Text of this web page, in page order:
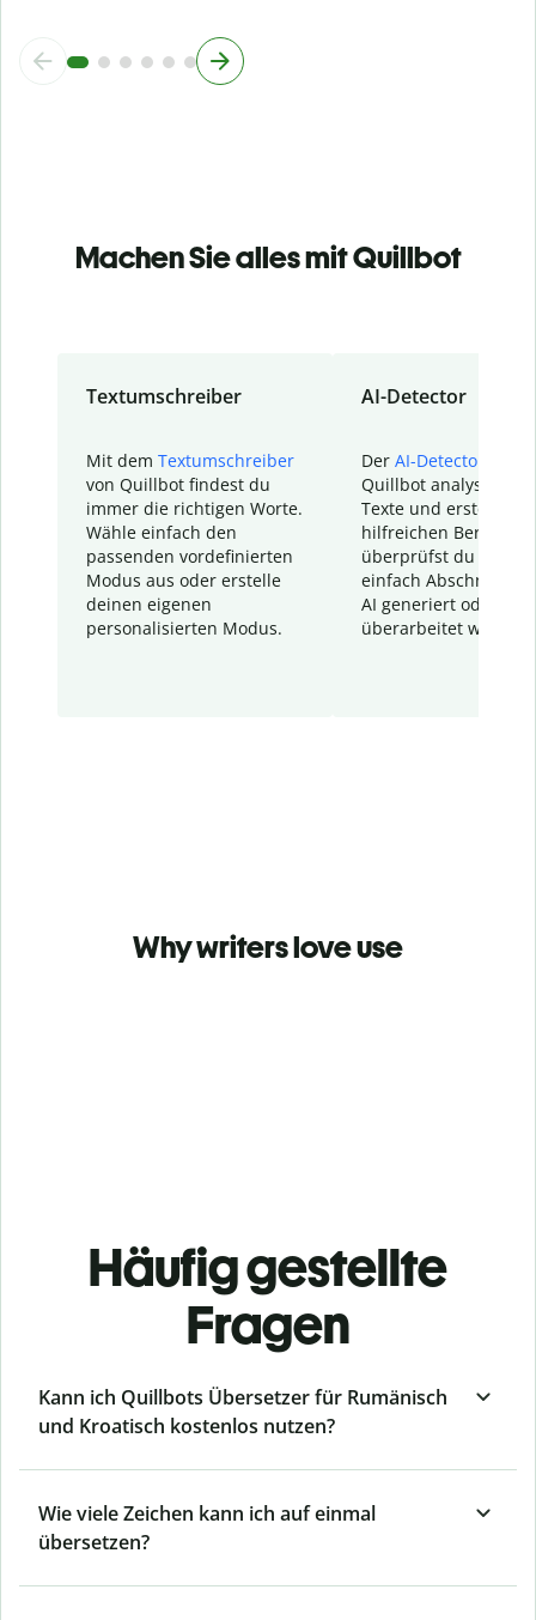
Machen Sie alles mit Quillbot
Textumschreiber
Mit dem Textumschreiber
von Quillbot findest du
immer die richtigen Worte.
Wähle einfach den
passenden vordefinierten
Modus aus oder erstelle
deinen eigenen
personalisierten Modus.
AI-Detector
Der AI-Detector
Quillbot analysiert
Texte und erstellt
hilfreichen Bericht.
überprüfst du
einfach Abschnitte,
AI generiert oder
überarbeitet wurden.
Why writers love use
Häufig gestellte
Fragen
Kann ich Quillbots Übersetzer für Rumänisch
und Kroatisch kostenlos nutzen?
Wie viele Zeichen kann ich auf einmal
übersetzen?